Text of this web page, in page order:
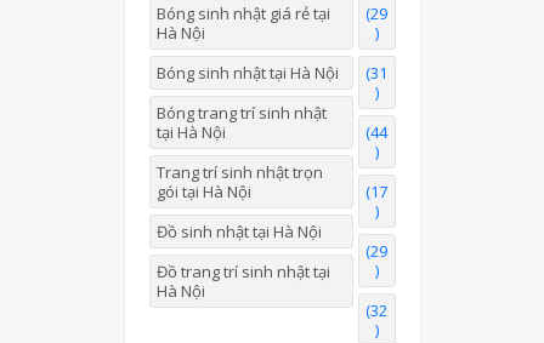
Bóng sinh nhật giá rẻ tại
Hà Nội
(29
)
Bóng sinh nhật tại Hà Nội
(31
)
Bóng trang trí sinh nhật
tại Hà Nội
(44
)
Trang trí sinh nhật trọn
gói tại Hà Nội
(17
)
Đồ sinh nhật tại Hà Nội
(29
)
Đồ trang trí sinh nhật tại
Hà Nội
(32
)